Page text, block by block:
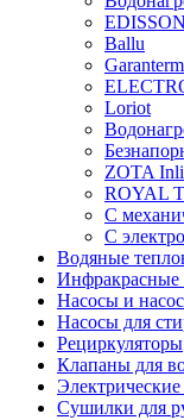
EDISSON
Ballu
Garanterm
Loriot
ZOTA
ROYAL
С
С
Водяные
Инфракрасные
Насосы и
Насосы для
Рециркуляторы
Клапаны для
Сушилки для